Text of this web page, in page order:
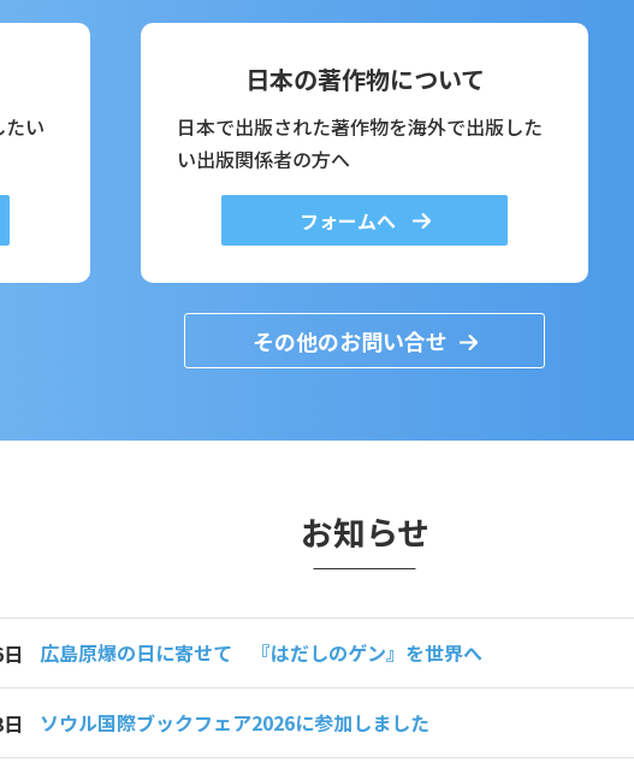
い
日本の著作物について
日本で出版された著作物を海外で出版した
い出版関係者の方へ
フォームへ
その他のお問い合せ
お知らせ
広島原爆の日に寄せて 『はだしのゲン』を世界へ
ソウル国際ブックフェア2026に参加しました